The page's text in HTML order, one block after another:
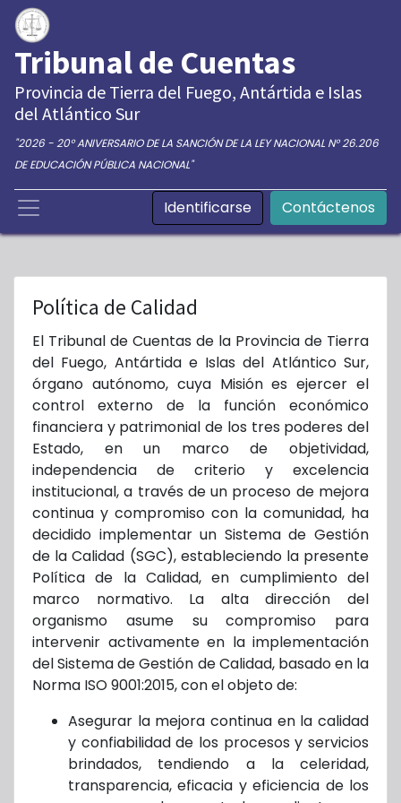
Tribunal de Cuentas
Provincia de Tierra del Fuego, Antártida e Islas
del Atlántico Sur
"2026 - 20° ANIVERSARIO DE LA SANCIÓN DE LA LEY NACIONAL N° 26.206
DE EDUCACIÓN PÚBLICA NACIONAL"
Identificarse Contáctenos
Política de Calidad
El Tribunal de Cuentas de la Provincia de Tierra
del Fuego, Antártida e Islas del Atlántico Sur,
órgano autónomo, cuya Misión es ejercer el
control externo de la función económico
financiera y patrimonial de los tres poderes del
Estado, en un marco de objetividad,
independencia de criterio y excelencia
institucional, a través de un proceso de mejora
continua y compromiso con la comunidad, ha
decidido implementar un Sistema de Gestión
de la Calidad (SGC), estableciendo la presente
Política de la Calidad, en cumplimiento del
marco normativo. La alta dirección del
organismo asume su compromiso para
intervenir activamente en la implementación
del Sistema de Gestión de Calidad, basado en la
Norma ISO 9001:2015, con el objeto de:
Asegurar la mejora continua en la calidad
y confiabilidad de los procesos y servicios
brindados, tendiendo a la celeridad,
transparencia, eficacia y eficiencia de los